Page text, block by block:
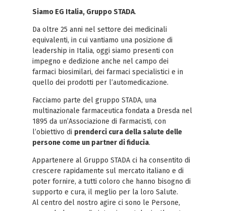
Siamo EG Italia, Gruppo STADA.
Da oltre 25 anni nel settore dei medicinali
equivalenti, in cui vantiamo una posizione di
leadership in Italia, oggi siamo presenti con
impegno e dedizione anche nel campo dei
farmaci biosimilari, dei farmaci specialistici e in
quello dei prodotti per l’automedicazione.
Facciamo parte del gruppo STADA, una
multinazionale farmaceutica fondata a Dresda nel
1895 da un’Associazione di Farmacisti, con
l’obiettivo di prenderci cura della salute delle
persone come un partner di fiducia.
Appartenere al Gruppo STADA ci ha consentito di
crescere rapidamente sul mercato italiano e di
poter fornire, a tutti coloro che hanno bisogno di
supporto e cura, il meglio per la loro Salute.
Al centro del nostro agire ci sono le Persone,